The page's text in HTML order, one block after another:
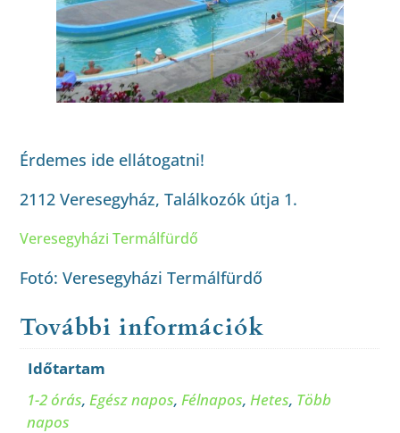
Érdemes ide ellátogatni!
2112 Veresegyház, Találkozók útja 1.
Veresegyházi Termálfürdő
Fotó: Veresegyházi Termálfürdő
További információk
Időtartam
1-2 órás,Egész napos,Félnapos,Hetes, Több
napos